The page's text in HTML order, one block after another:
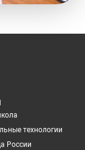
технологии
России